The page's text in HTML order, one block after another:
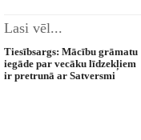
Lasi vēl...
Tiesībsargs: Mācību grāmatu
iegāde par vecāku līdzekļiem
ir pretrunā ar Satversmi